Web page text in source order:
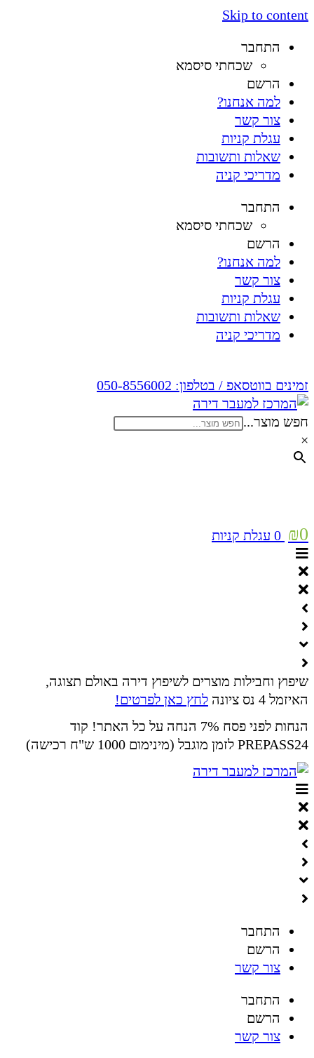
Skip to content
התחבר
שכחתי סיסמא
הרשם
למה אנחנו?
צור קשר
עגלת קניות
שאלות ותשובות
מדריכי קניה
התחבר
שכחתי סיסמא
הרשם
למה אנחנו?
צור קשר
עגלת קניות
שאלות ותשובות
מדריכי קניה
זמינים בווטסאפ / בטלפון: 050-8556002
חפש מוצר...
×
₪0
0 עגלת קניות
שיפוץ וחבילות מוצרים לשיפוץ דירה באולם תצוגה,
האיזמל 4 נס ציונה
לחץ כאן לפרטים!
הנחות לפני פסח 7% הנחה על כל האתר! קוד
PREPASS24 לזמן מוגבל (מינימום 1000 ש"ח רכישה)
התחבר
הרשם
צור קשר
התחבר
הרשם
צור קשר